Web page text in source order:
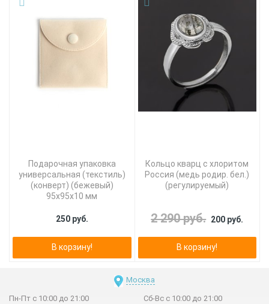
Подарочная упаковка
универсальная (текстиль)
(конверт) (бежевый)
95х95х10 мм
250 руб.
В корзину!
Кольцо кварц с хлоритом
Россия (медь родир. бел.)
(регулируемый)
2 290 руб. 200 руб.
В корзину!
Москва
Пн-Пт с 10:00 до 21:00 Сб-Вс с 10:00 до 21:00